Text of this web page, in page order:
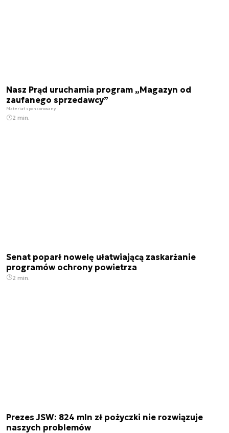
Nasz Prąd uruchamia program „Magazyn od
zaufanego sprzedawcy”
Materiał sponsorowany
2 min.
Senat poparł nowelę ułatwiającą zaskarżanie
programów ochrony powietrza
2 min.
Prezes JSW: 824 mln zł pożyczki nie rozwiązuje
naszych problemów